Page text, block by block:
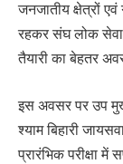
जनजातीय क्षेत्रों एवं
रहकर संघ लोक सेवा
तैयारी का बेहतर
इस अवसर पर उप
श्याम बिहारी
प्रारंभिक परीक्षा